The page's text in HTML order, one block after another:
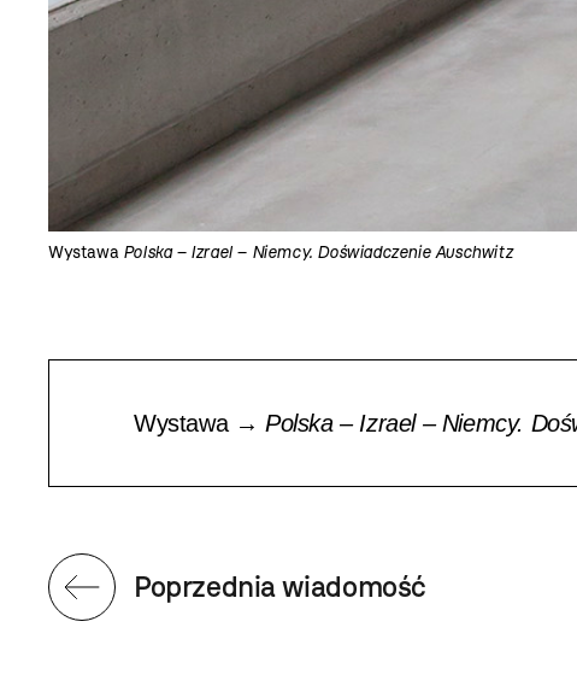
Wystawa Polska – Izrael – Niemcy. Doświadczenie Auschwitz
Wystawa → Polska – Izrael – Niemcy.
Poprzednia wiadomość